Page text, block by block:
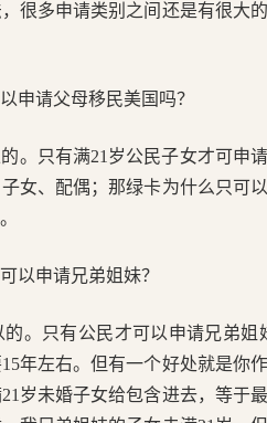
很多申请类别之间还是有很大
申请父母移民美国吗？
。只有满21岁公民子女才可申
女、配偶；那绿卡为什么只可
以申请兄弟姐妹？
。只有公民才可以申请兄弟姐
年左右。但有一个好处就是你
岁未婚子女给包含进去，等于